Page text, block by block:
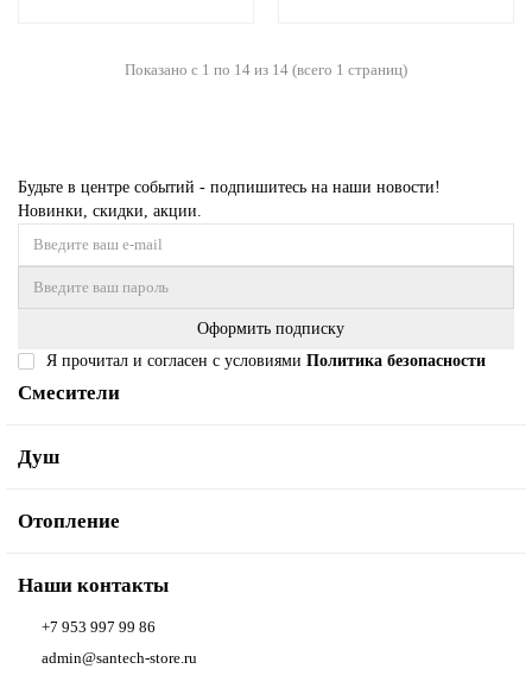
Показано с 1 по 14 из 14 (всего 1 страниц)
Будьте в центре событий - подпишитесь на наши новости!
Новинки, скидки, акции.
Оформить подписку
Я прочитал и согласен с условиями Политика безопасности
Смесители
Душ
Отопление
Наши контакты
+7 953 997 99 86
admin@santech-store.ru